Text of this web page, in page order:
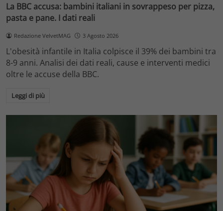
La BBC accusa: bambini italiani in sovrappeso per pizza,
pasta e pane. I dati reali
Redazione VelvetMAG 3 Agosto 2026
L'obesità infantile in Italia colpisce il 39% dei bambini tra
8-9 anni. Analisi dei dati reali, cause e interventi medici
oltre le accuse della BBC.
Leggi di più